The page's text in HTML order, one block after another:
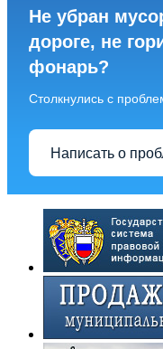
Не убран
дороге, не
фонарь?
Столкнулись с
Написать о